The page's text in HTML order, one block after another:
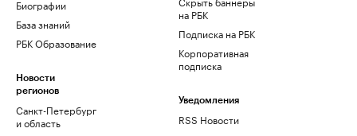
Биографии
База знаний
РБК Образование
Новости
регионов
Санкт-Петербург
и область
на РБК
Подписка на РБК
Корпоративная
подписка
Уведомления
RSS Новости